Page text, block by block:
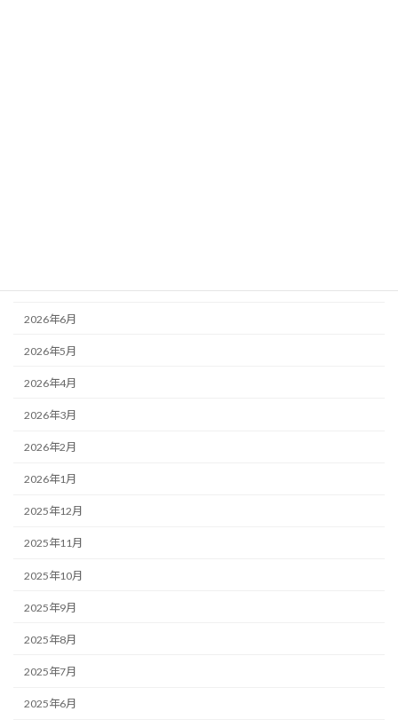
2026年6月
2026年5月
2026年4月
2026年3月
2026年2月
2026年1月
2025年12月
2025年11月
2025年10月
2025年9月
2025年8月
2025年7月
2025年6月